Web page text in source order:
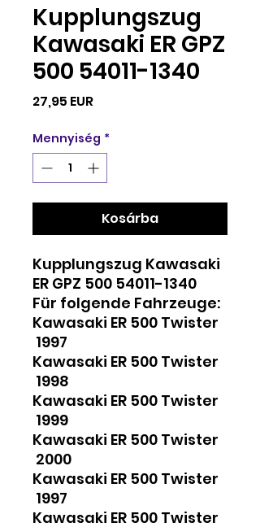
Kupplungszug
Kawasaki ER GPZ
500 54011-1340
27,95 EURÁr
Mennyiség *
Kosárba
Kupplungszug Kawasaki
ER GPZ 500 54011-1340
Für folgende Fahrzeuge:
Kawasaki ER 500 Twister
1997
Kawasaki ER 500 Twister
1998
Kawasaki ER 500 Twister
1999
Kawasaki ER 500 Twister
2000
Kawasaki ER 500 Twister
1997
Kawasaki ER 500 Twister